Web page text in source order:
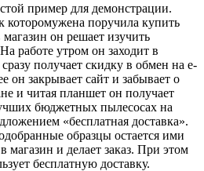
пример для демонстрации.
поручила купить
он решает изучить
работе утром он заходит в
получает скидку в обмен на e-
он закрывает сайт и забывает о
и читая планшет он получает
бюджетных пылесосах на
«бесплатная доставка».
образцы остается ими
магазин и делает заказ. При этом
бесплатную доставку.